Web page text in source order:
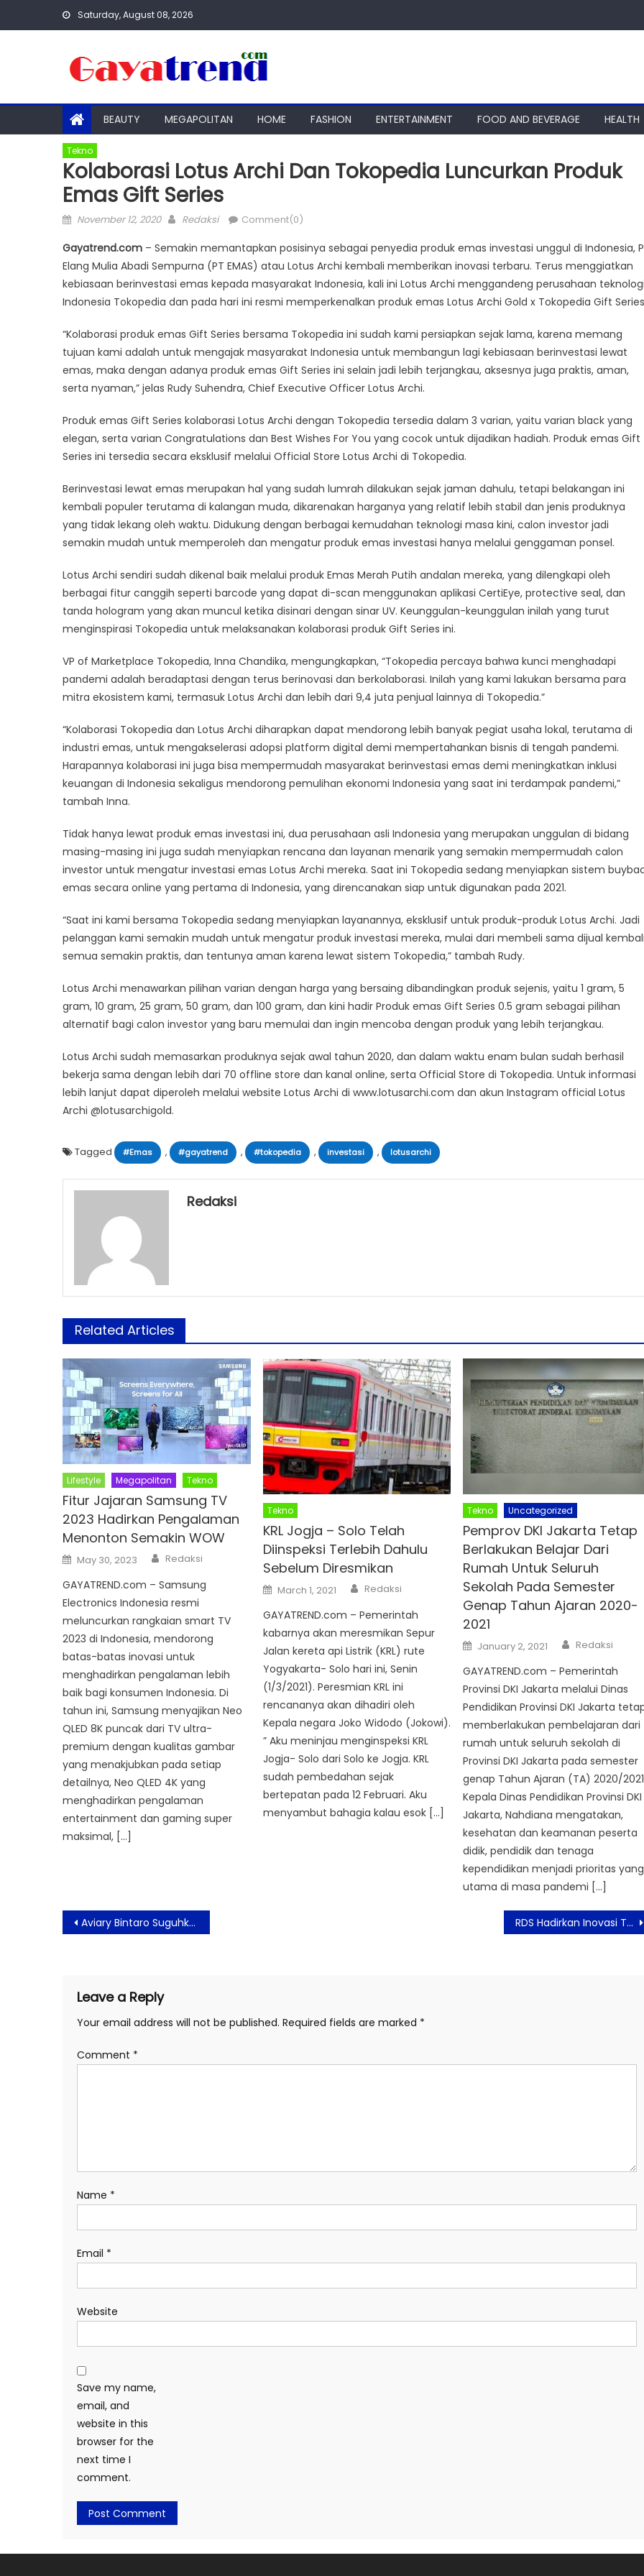
Saturday, August 08, 2026
BEAUTY MEGAPOLITAN HOME FASHION ENTERTAINMENT FOOD AND BEVERAGE HEALTH
Tekno
Kolaborasi Lotus Archi Dan Tokopedia Luncurkan Produk
Emas Gift Series
Posted
November 12, 2020 Author
Redaksi Comment(0)
Gayatrend.com – Semakin memantapkan posisinya sebagai penyedia produk emas investasi unggul di Indonesia,
Elang Mulia Abadi Sempurna (PT EMAS) atau ​Lotus Archi kembali memberikan inovasi terbaru. Terus menggiatkan
kebiasaan berinvestasi emas kepada masyarakat Indonesia, kali ini Lotus Archi menggandeng perusahaan
Indonesia Tokopedia dan pada hari ini resmi memperkenalkan produk emas Lotus Archi Gold x Tokopedia Gift
“Kolaborasi produk emas Gift Series bersama Tokopedia ini sudah kami persiapkan sejak lama, karena memang
tujuan kami adalah untuk mengajak masyarakat Indonesia untuk membangun lagi kebiasaan berinvestasi lewat
emas, maka dengan adanya produk emas Gift Series ini selain jadi lebih terjangkau, aksesnya juga praktis, aman,
serta nyaman,” jelas Rudy Suhendra, Chief Executive Officer Lotus Archi.
Produk emas Gift Series kolaborasi Lotus Archi dengan Tokopedia tersedia dalam 3 varian, yaitu varian black yang
elegan, serta varian Congratulations dan Best Wishes For You yang cocok untuk dijadikan hadiah. Produk emas Gift
Series ini tersedia secara eksklusif melalui Official Store Lotus Archi di Tokopedia.
Berinvestasi lewat emas merupakan hal yang sudah lumrah dilakukan sejak jaman dahulu, tetapi belakangan ini
kembali populer terutama di kalangan muda, dikarenakan harganya yang relatif lebih stabil dan jenis produknya
yang tidak lekang oleh waktu. Didukung dengan berbagai kemudahan teknologi masa kini, calon investor jadi
semakin mudah untuk memperoleh dan mengatur produk emas investasi hanya melalui genggaman ponsel.
Lotus Archi sendiri sudah dikenal baik melalui produk Emas Merah Putih andalan mereka, yang dilengkapi oleh
berbagai fitur canggih seperti ​barcode ​yang dapat di-​scan ​menggunakan aplikasi ​CertiEye, protective seal, dan
tanda hologram yang akan muncul ketika disinari dengan sinar UV. Keunggulan-keunggulan inilah yang turut
menginspirasi Tokopedia untuk melaksanakan kolaborasi produk Gift Series ini.
VP of Marketplace Tokopedia, Inna Chandika, mengungkapkan, “Tokopedia percaya bahwa kunci menghadapi
pandemi adalah beradaptasi dengan terus berinovasi dan berkolaborasi. Inilah yang kami lakukan bersama para
mitra ekosistem kami, termasuk Lotus Archi dan lebih dari 9,4 juta penjual lainnya di Tokopedia.”
“Kolaborasi Tokopedia dan Lotus Archi diharapkan dapat mendorong lebih banyak pegiat usaha lokal, terutama di
industri emas, untuk mengakselerasi adopsi platform digital demi mempertahankan bisnis di tengah pandemi.
Harapannya kolaborasi ini juga bisa mempermudah masyarakat berinvestasi emas demi meningkatkan inklusi
keuangan di Indonesia sekaligus mendorong pemulihan ekonomi Indonesia yang saat ini terdampak pandemi,”
tambah Inna.
Tidak hanya lewat produk emas investasi ini, dua perusahaan asli Indonesia yang merupakan unggulan di bidang
masing-masing ini juga sudah menyiapkan rencana dan layanan menarik yang semakin mempermudah calon
investor untuk mengatur investasi emas Lotus Archi mereka. Saat ini Tokopedia sedang menyiapkan sistem
emas secara online yang pertama di Indonesia, yang direncanakan siap untuk digunakan pada 2021.
“Saat ini kami bersama Tokopedia sedang menyiapkan layanannya, eksklusif untuk produk-produk Lotus Archi. Jadi
pelanggan kami semakin mudah untuk mengatur produk investasi mereka, mulai dari membeli sama dijual
semua semakin praktis, dan tentunya aman karena lewat sistem Tokopedia,” tambah Rudy.
Lotus Archi menawarkan pilihan varian dengan harga yang bersaing dibandingkan produk sejenis, yaitu 1 gram, 5
gram, 10 gram, 25 gram, 50 gram, dan 100 gram, dan kini hadir Produk emas Gift Series 0.5 gram sebagai pilihan
alternatif bagi calon investor yang baru memulai dan ingin mencoba dengan produk yang lebih terjangkau.
Lotus Archi sudah memasarkan produknya sejak awal tahun 2020, dan dalam waktu enam bulan sudah berhasil
bekerja sama dengan lebih dari 70 ​offline store dan kanal online, serta Official Store di Tokopedia. ​Untuk informasi
lebih lanjut dapat diperoleh melalui website Lotus Archi di www.lotusarchi.com dan akun Instagram ​official ​Lotus
Archi @lotusarchigold.
Tagged #Emas , #gayatrend , #tokopedia , investasi , lotusarchi
Redaksi
Related Articles
Lifestyle Megapolitan Tekno
Fitur Jajaran Samsung TV
2023 Hadirkan Pengalaman
Menonton Semakin WOW
Posted
on
May 30, 2023 Author
Redaksi
GAYATREND.com – Samsung
Electronics Indonesia resmi
meluncurkan rangkaian smart TV
2023 di Indonesia, mendorong
batas-batas inovasi untuk
menghadirkan pengalaman lebih
baik bagi konsumen Indonesia. Di
tahun ini, Samsung menyajikan Neo
QLED 8K puncak dari TV ultra-
premium dengan kualitas gambar
yang menakjubkan pada setiap
detailnya, Neo QLED 4K yang
menghadirkan pengalaman
entertainment dan gaming super
maksimal, […]
Tekno
KRL Jogja – Solo Telah
Diinspeksi Terlebih Dahulu
Sebelum Diresmikan
Posted
on
March 1, 2021 Author
Redaksi
GAYATREND.com – Pemerintah
kabarnya akan meresmikan Sepur
Jalan kereta api Listrik (KRL) rute
Yogyakarta- Solo hari ini, Senin
(1/3/2021). Peresmian KRL ini
rencananya akan dihadiri oleh
Kepala negara Joko Widodo (Jokowi).
” Aku meninjau menginspeksi KRL
Jogja- Solo dari Solo ke Jogja. KRL
sudah pembedahan sejak
bertepatan pada 12 Februari. Aku
menyambut bahagia kalau esok […]
Tekno Uncategorized
Pemprov DKI Jakarta Tetap
Berlakukan Belajar Dari
Rumah Untuk Seluruh
Sekolah Pada Semester
Genap Tahun Ajaran 2020-
2021
Posted
on
January 2, 2021 Author
Redaksi
GAYATREND.com – Pemerintah
Provinsi DKI Jakarta melalui Dinas
Pendidikan Provinsi DKI Jakarta
memberlakukan pembelajaran dari
rumah untuk seluruh sekolah di
Provinsi DKI Jakarta pada semester
genap Tahun Ajaran (TA) 2020/
Kepala Dinas Pendidikan Provinsi DKI
Jakarta, Nahdiana mengatakan,
kesehatan dan keamanan peserta
didik, pendidik dan tenaga
kependidikan menjadi prioritas yang
utama di masa pandemi […]
Post
navigation
Aviary Bintaro Suguhkan Santapan Menarik di Starling Eatery RDS Hadirkan Inovasi Teknologi Baru Penyimpanan Data Akses Jangka Panjang
Leave a Reply
Your email address will not be published. Required fields are marked *
Comment *
Name *
Email *
Website
Save my name,
email, and
website in this
browser for the
next time I
comment.